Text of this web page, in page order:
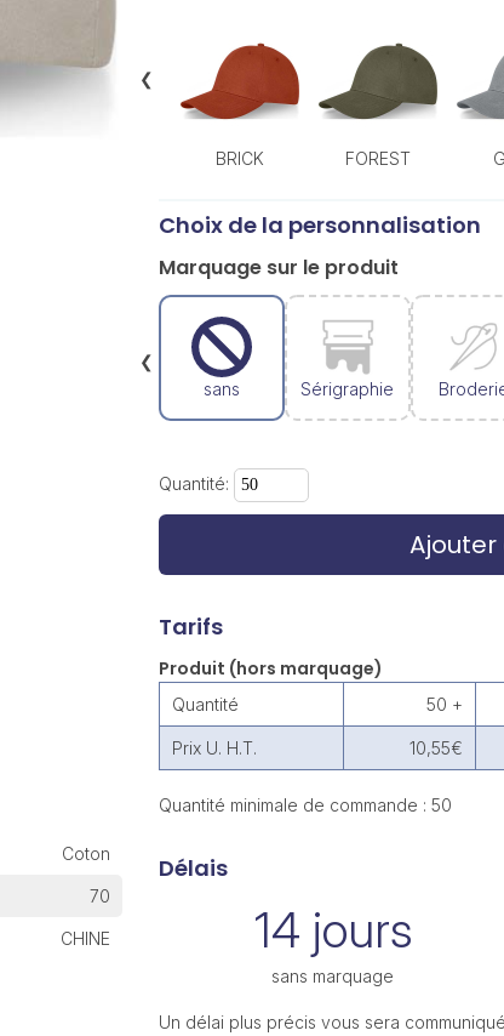
BRICK FOREST
❮
Choix de la personnalisation
Marquage sur le produit
sans Sérigraphie
❮
Quantité:
Ajouter
Coton
70
CHINE
Tarifs
Produit (hors marquage)
Quantité 50 +
Prix U. H.T. 10,55€
Quantité minimale de commande : 50
Délais
14 jours
sans marquage
Un délai plus précis vous sera